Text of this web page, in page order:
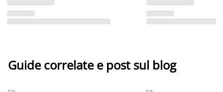
Guide correlate e post sul blog